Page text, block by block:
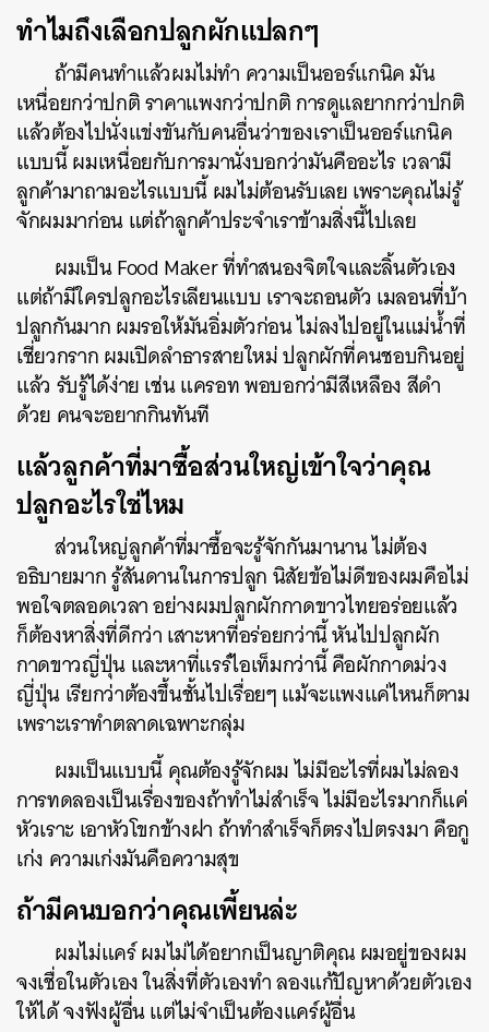
ทำไมถึงเลือกปลูกผักแปลกๆ
ถ้ามีคนทำแล้วผมไม่ทำ ความเป็นออร์แกนิค มัน
เหนื่อยกว่าปกติ ราคาแพงกว่าปกติ การดูแลยากกว่าปกติ
แล้วต้องไปนั่งแข่งขันกับคนอื่นว่าของเราเป็นออร์แกนิค
แบบนี้ ผมเหนื่อยกับการมานั่งบอกว่ามันคืออะไร เวลามี
ลูกค้ามาถามอะไรแบบนี้ ผมไม่ต้อนรับเลย เพราะคุณไม่รู้
จักผมมาก่อน แต่ถ้าลูกค้าประจำเราข้ามสิ่งนี้ไปเลย
ผมเป็น Food Maker ที่ทำสนองจิตใจและลิ้นตัวเอง
แต่ถ้ามีใครปลูกอะไรเลียนแบบ เราจะถอนตัว เมลอนที่บ้า
ปลูกกันมาก ผมรอให้มันอิ่มตัวก่อน ไม่ลงไปอยู่ในแม่น้ำที่
เชี่ยวกราก ผมเปิดลำธารสายใหม่ ปลูกผักที่คนชอบกินอยู่
แล้ว รับรู้ได้ง่าย เช่น แครอท พอบอกว่ามีสีเหลือง สีดำ
ด้วย คนจะอยากกินทันที
แล้วลูกค้าที่มาซื้อส่วนใหญ่เข้าใจว่าคุณ
ปลูกอะไรใช่ไหม
ส่วนใหญ่ลูกค้าที่มาซื้อจะรู้จักกันมานาน ไม่ต้อง
อธิบายมาก รู้สันดานในการปลูก นิสัยข้อไม่ดีของผมคือไม่
พอใจตลอดเวลา อย่างผมปลูกผักกาดขาวไทยอร่อยแล้ว
ก็ต้องหาสิ่งที่ดีกว่า เสาะหาที่อร่อยกว่านี้ หันไปปลูกผัก
กาดขาวญี่ปุ่น และหาที่แรร์ไอเท็มกว่านี้ คือผักกาดม่วง
ญี่ปุ่น เรียกว่าต้องขึ้นชั้นไปเรื่อยๆ แม้จะแพงแค่ไหนก็ตาม
เพราะเราทำตลาดเฉพาะกลุ่ม
ผมเป็นแบบนี้ คุณต้องรู้จักผม ไม่มีอะไรที่ผมไม่ลอง
การทดลองเป็นเรื่องของถ้าทำไม่สำเร็จ ไม่มีอะไรมากก็แค่
หัวเราะ เอาหัวโขกข้างฝา ถ้าทำสำเร็จก็ตรงไปตรงมา คือกู
เก่ง ความเก่งมันคือความสุข
ถ้ามีคนบอกว่าคุณเพี้ยนล่ะ
ผมไม่แคร์ ผมไม่ได้อยากเป็นญาติคุณ ผมอยู่ของผม
จงเชื่อในตัวเอง ในสิ่งที่ตัวเองทำ ลองแก้ปัญหาด้วยตัวเอง
ให้ได้ จงฟังผู้อื่น แต่ไม่จำเป็นต้องแคร์ผู้อื่น